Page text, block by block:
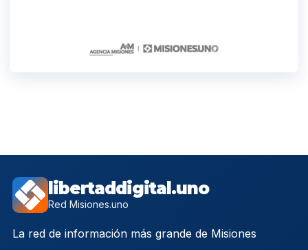
libertaddigital.uno
Red Misiones.uno
La red de información más grande de Misiones